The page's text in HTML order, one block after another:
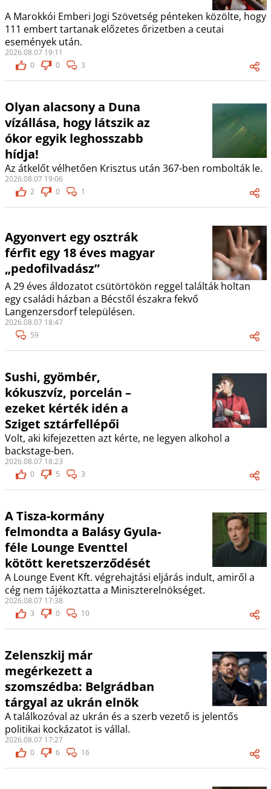
A Marokkói Emberi Jogi Szövetség pénteken közölte, hogy
111 embert tartanak előzetes őrizetben a ceutai
események után.
2026.08.07 19:11
0
0 3
Olyan alacsony a Duna
vízállása, hogy látszik az
ókor egyik leghosszabb
hídja!
Az átkelőt vélhetően Krisztus után 367-ben rombolták le.
2026.08.07 19:06
2
0 1
Agyonvert egy osztrák
férfit egy 18 éves magyar
„pedofilvadász”
A 29 éves áldozatot csütörtökön reggel találták holtan
egy családi házban a Bécstől északra fekvő
Langenzersdorf településen.
2026.08.07 18:47
59
Sushi, gyömbér,
kókuszvíz, porcelán –
ezeket kérték idén a
Sziget sztárfellépői
Volt, aki kifejezetten azt kérte, ne legyen alkohol a
backstage-ben.
2026.08.07 18:23
0
5 3
A Tisza-kormány
felmondta a Balásy Gyula-
féle Lounge Eventtel
kötött keretszerződését
A Lounge Event Kft. végrehajtási eljárás indult, amiről a
cég nem tájékoztatta a Miniszterelnökséget.
2026.08.07 17:38
3
0 10
Zelenszkij már
megérkezett a
szomszédba: Belgrádban
tárgyal az ukrán elnök
A találkozóval az ukrán és a szerb vezető is jelentős
politikai kockázatot is vállal.
2026.08.07 17:27
0
6 16